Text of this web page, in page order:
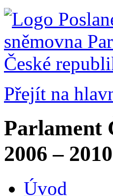
Přejít na
Parlament
2006 – 2010
Úvod